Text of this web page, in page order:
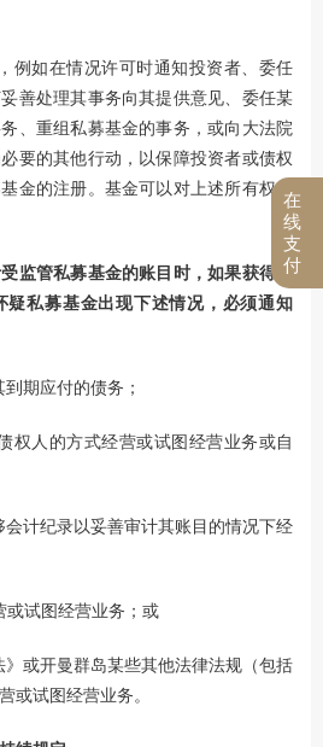
例如在情况许可时通知投资者、委任
妥善处理其事务向其提供意见、委任某
、重组私募基金的事务，或向大法院
要的其他行动，以保障投资者或债权
金的注册。基金可以对上述所有权力
监管私募基金的账目时，如果获得与
疑私募基金出现下述情况，必须通知
期应付的债务；
权人的方式经营或试图经营业务或自
计纪录以妥善审计其账目的情况下经
或试图经营业务；或
或开曼群岛某些其他法律法规（包括
或试图经营业务。
在
线
支
付